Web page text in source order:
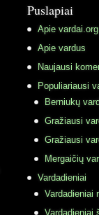
Puslapiai
Apie vardai.org
Apie vardus
Naujausi
Populiariausi
Berniukų
Gražiausi
Gražiausi
Mergaičių
Vardadieniai
Vardadieniai
Vardadieniai